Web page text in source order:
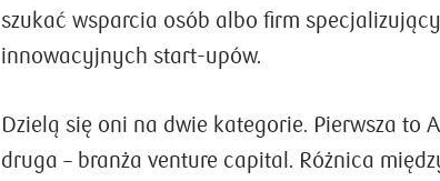
szukać wsparcia osób albo firm
innowacyjnych start-upów.
Dzielą się oni na dwie kategorie. Pierwsza to
druga – branża venture capital. Różnica